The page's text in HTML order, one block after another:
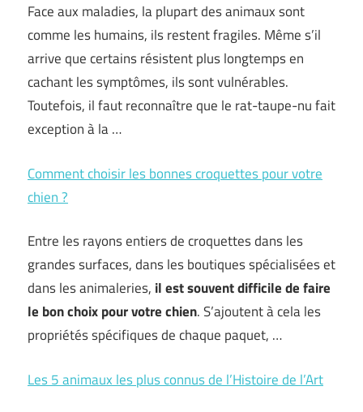
Face aux maladies, la plupart des animaux sont
comme les humains, ils restent fragiles. Même s’il
arrive que certains résistent plus longtemps en
cachant les symptômes, ils sont vulnérables.
Toutefois, il faut reconnaître que le rat-taupe-nu fait
exception à la …
Comment choisir les bonnes croquettes pour votre
chien ?
Entre les rayons entiers de croquettes dans les
grandes surfaces, dans les boutiques spécialisées et
dans les animaleries, il est souvent difficile de faire
le bon choix pour votre chien. S’ajoutent à cela les
propriétés spécifiques de chaque paquet, …
Les 5 animaux les plus connus de l’Histoire de l’Art